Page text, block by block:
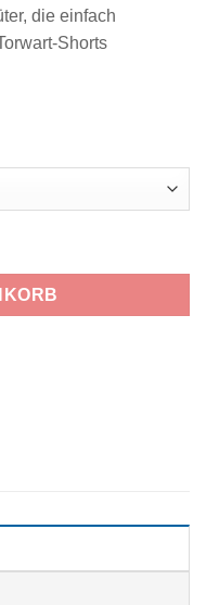
die einfach
Shorts